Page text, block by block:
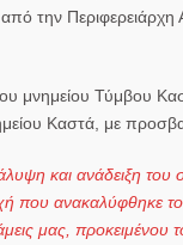
την
μνημείου Τύμβου
Καστά, με
και ανάδειξη του
που ανακαλύφθηκε
μας, προκειμένου το